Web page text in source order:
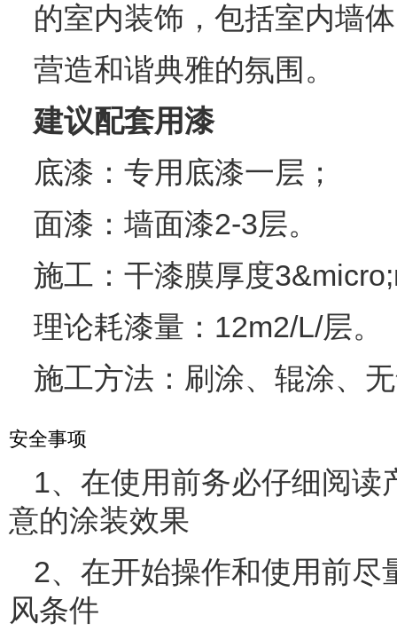
的室内装饰，包括室内墙
营造和谐典雅的氛围。
建议配套用漆
底漆：专用底漆一层；
面漆：墙面漆2-3层。
施工：干漆膜厚度
理论耗漆量：12m2/L/层。
施工方法：刷涂、辊涂、
安全事项
1、在使用前务必仔细阅
意的涂装效果
2、在开始操作和使用前尽
风条件